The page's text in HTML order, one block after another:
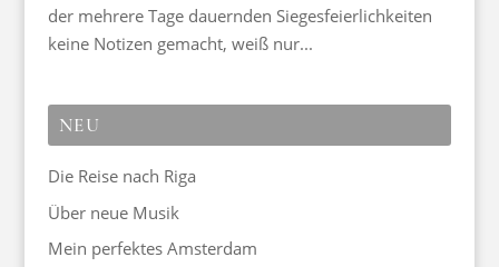
der mehrere Tage dauernden Siegesfeierlichkeiten
keine Notizen gemacht, weiß nur...
NEU
Die Reise nach Riga
Über neue Musik
Mein perfektes Amsterdam